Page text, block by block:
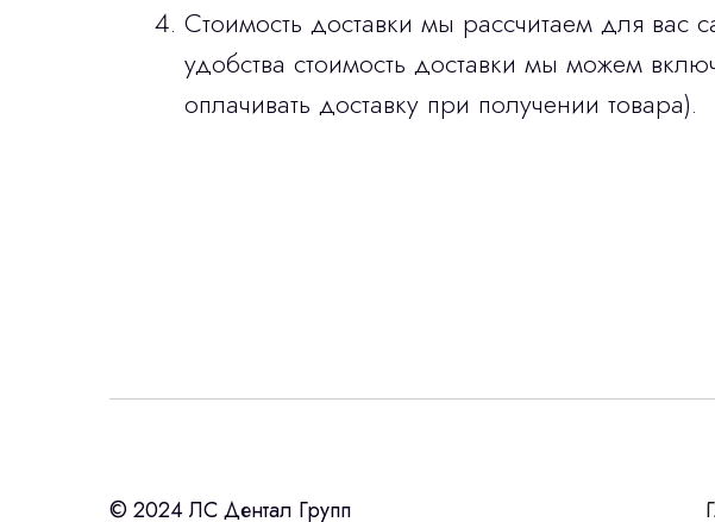
Стоимость доставки мы рассчитаем для вас
удобства стоимость доставки мы можем
оплачивать доставку при получении товара).
Интересует лизинг?
с помощью нашего партнера ООО «Уралпромлизинг»
© 2024 ЛС Дентал Групп